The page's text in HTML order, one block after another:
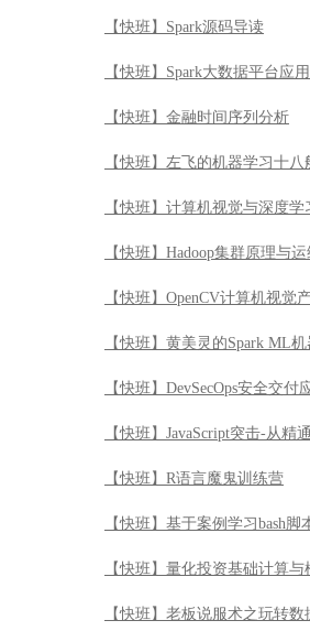
【快班】Hadoop集群原理与运
【快班】OpenCV计算机视觉产
【快班】黄美灵的Spark ML机
【快班】DevSecOps安全交付
【快班】JavaScript突击-从精
【快班】R语言魔鬼训练营
【快班】基于案例学习bash脚
【快班】量化投资基础计算与
【快班】老板说服术之玩转数
【快班】区块链技术从入门到
【快班】Python机器学习
【快班】深入浅出Git
【快班】Oracle高可用
【快班】数据库系统实现技术